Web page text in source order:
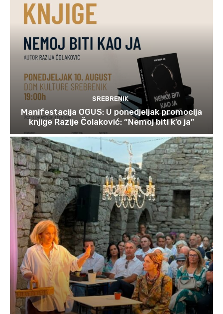
SREBRENIK
Manifestacija OGUS: U ponedjeljak promocija
knjige Razije Čolaković: “Nemoj biti k’o ja”